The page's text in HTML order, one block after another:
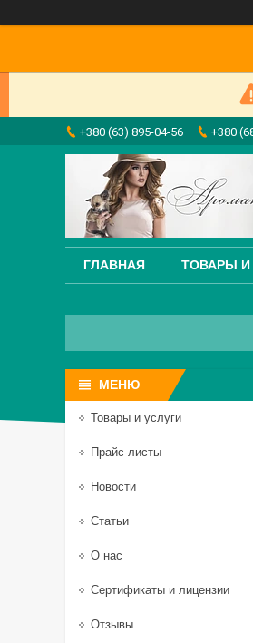
+380 (63) 895-04-56 +380
ГЛАВНАЯ ТОВАРЫ И
Товары и услуги
Прайс-листы
Новости
Статьи
О нас
Сертификаты и лицензии
Отзывы